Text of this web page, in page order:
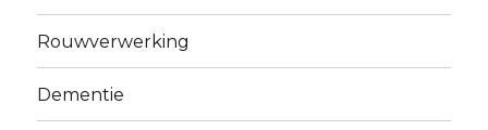
Rouwverwerking
Dementie